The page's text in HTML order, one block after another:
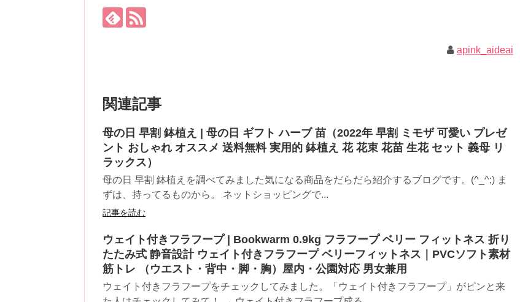
apink_aideai
関連記事
母の日 早割 鉢植え | 母の日 ギフト ハーブ 苗（2022年 早割 ミモザ 可愛い プレゼ
ント おしゃれ オススメ 送料無料 実用的 鉢植え 花 花束 花苗 生花 セット 義母 リ
ラックス）
母の日 早割 鉢植えを調べてみました気になる商品をだらだら紹介するブログです。(^_^;) ま
ずは、持ってるものから。 ネットショッピングで...
記事を読む
ウェイト付きフラフープ | Bookwarm 0.9kg フラフープ ベリー フィットネス 折り
たたみ式 静音設計 ウェイト付きフラフープ ベリーフィットネス｜PVCソフト素材
筋トレ （ウエスト・背中・脚・胸）屋内・公園対応 男女兼用
ウェイト付きフラフープをチェックしてみました。「ウェイト付きフラフープ」がピンと来